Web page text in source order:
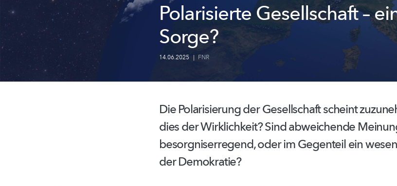
Polarisierte Gesellschaft –
Sorge?
14.06.2025 | FNR
Die Polarisierung der Gesellschaft scheint
dies der Wirklichkeit? Sind abweichende
besorgniserregend,oder im Gegenteil ein
der Demokratie?